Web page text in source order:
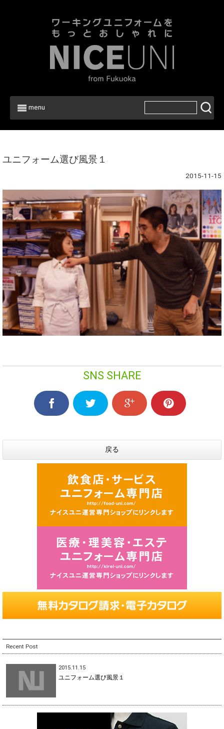
menu
ユニフォーム選び風景１
2015-11-15
SNS SHARE
戻る
Recent Post
2015.11.15
ユニフォーム選び風景１